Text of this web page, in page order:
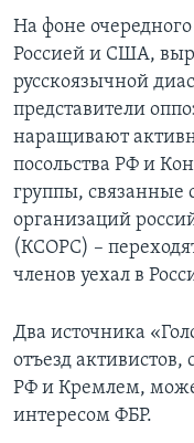
На фоне
Россией и США,
русскоязычной
представители
наращивают
посольства РФ и
группы, связанные
организаций
(КСОРС) –
членов уехал в
Два источника
отъезд
РФ и Кремлем,
интересом ФБР.